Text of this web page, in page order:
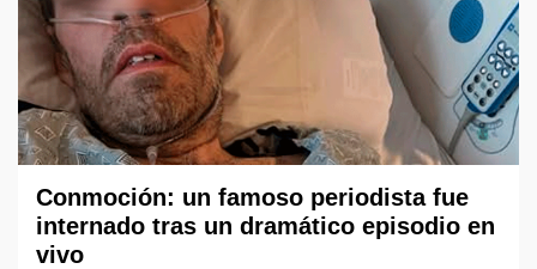
Conmoción: un famoso periodista fue
internado tras un dramático episodio en
vivo